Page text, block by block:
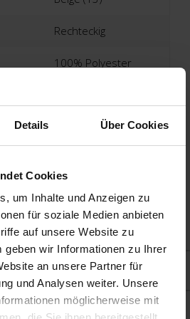
Details Über Cookies
Cookies
um Inhalte und Anzeigen zu
für soziale Medien anbieten
auf unsere Website zu
geben wir Informationen zu Ihrer
an unsere Partner für
und Analysen weiter. Unsere
möglicherweise mit
Rechteckig
100% Polyester
Tufting Maschinell
2 Jahre
Geeignet